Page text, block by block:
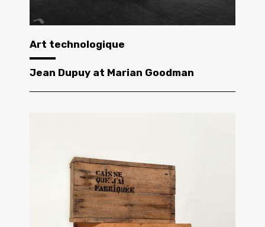
Art technologique
Jean Dupuy at Marian Goodman